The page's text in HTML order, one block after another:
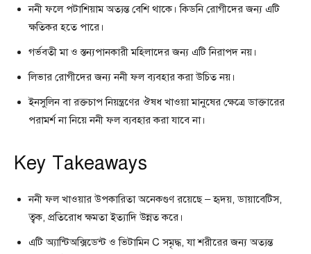
ননী ফলে পটাশিয়াম অত্যন্ত বেশি থাকে। কিডনি রোগীদের জন্য এটি
ক্ষতিকর হতে পারে।
গর্ভবতী মা ও স্তন্যপানকারী মহিলাদের জন্য এটি নিরাপদ নয়।
লিভার রোগীদের জন্য ননী ফল ব্যবহার করা উচিত নয়।
ইনসুলিন বা রক্তচাপ নিয়ন্ত্রণের ঔষধ খাওয়া মানুষের ক্ষেত্রে ডাক্তারের
পরামর্শ না নিয়ে ননী ফল ব্যবহার করা যাবে না।
Key Takeaways
ননী ফল খাওয়ার উপকারিতা অনেকগুণ রয়েছে – হৃদয়, ডায়াবেটিস,
ত্বক, প্রতিরোধ ক্ষমতা ইত্যাদি উন্নত করে।
এটি অ্যান্টিঅক্সিডেন্ট ও ভিটামিন C সমৃদ্ধ, যা শরীরের জন্য অত্যন্ত